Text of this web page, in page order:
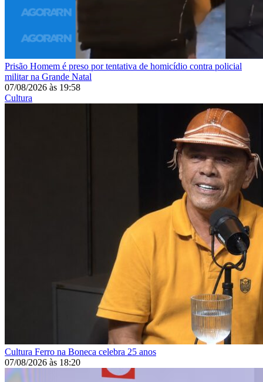
Prisão Homem é preso por tentativa de homicídio contra policial
militar na Grande Natal
07/08/2026 às 19:58
Cultura
Cultura Ferro na Boneca celebra 25 anos
07/08/2026 às 18:20